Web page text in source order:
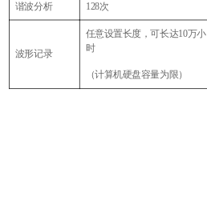
谐波分析 128次
波形记录
任意设置长度，可长达10万小
时
（计算机硬盘容量为限）